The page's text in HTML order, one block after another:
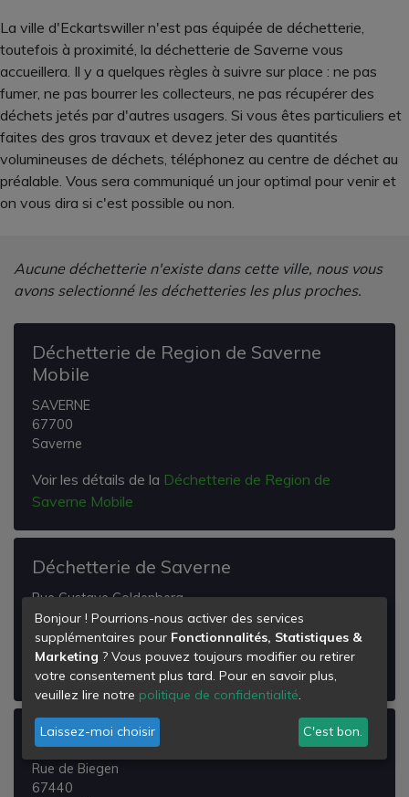
La ville d'Eckartswiller n'est pas équipée de déchetterie,
toutefois à proximité, la déchetterie de Saverne vous
accueillera. Il y a quelques règles à suivre sur place : ne pas
fumer, ne pas bourrer les collecteurs, ne pas récupérer des
déchets jetés par d'autres usagers. Si vous êtes particuliers et
faites des gros travaux et devez jeter des quantités
volumineuses de déchets, téléphonez au centre de déchet au
préalable. Vous sera communiqué un jour optimal pour venir et
on vous dira si c'est possible ou non.
Aucune déchetterie n'existe dans cette ville, nous vous
avons selectionné les déchetteries les plus proches.
Déchetterie de Region de Saverne
Mobile
SAVERNE
67700
Saverne
Voir les détails de la Déchetterie de Region de
Saverne Mobile
Déchetterie de Saverne
Rue Gustave Goldenberg
67700
Saverne
Voir les détails de laDéchetterie de Saverne
Déchetterie Marmoutier
Rue de Biegen
67440
Bonjour ! Pourrions-nous activer des services
supplémentaires pour Fonctionnalités, Statistiques &
Marketing ? Vous pouvez toujours modifier ou retirer
votre consentement plus tard. Pour en savoir plus,
veuillez lire notre politique de confidentialité.
Laissez-moi choisir C'est bon.